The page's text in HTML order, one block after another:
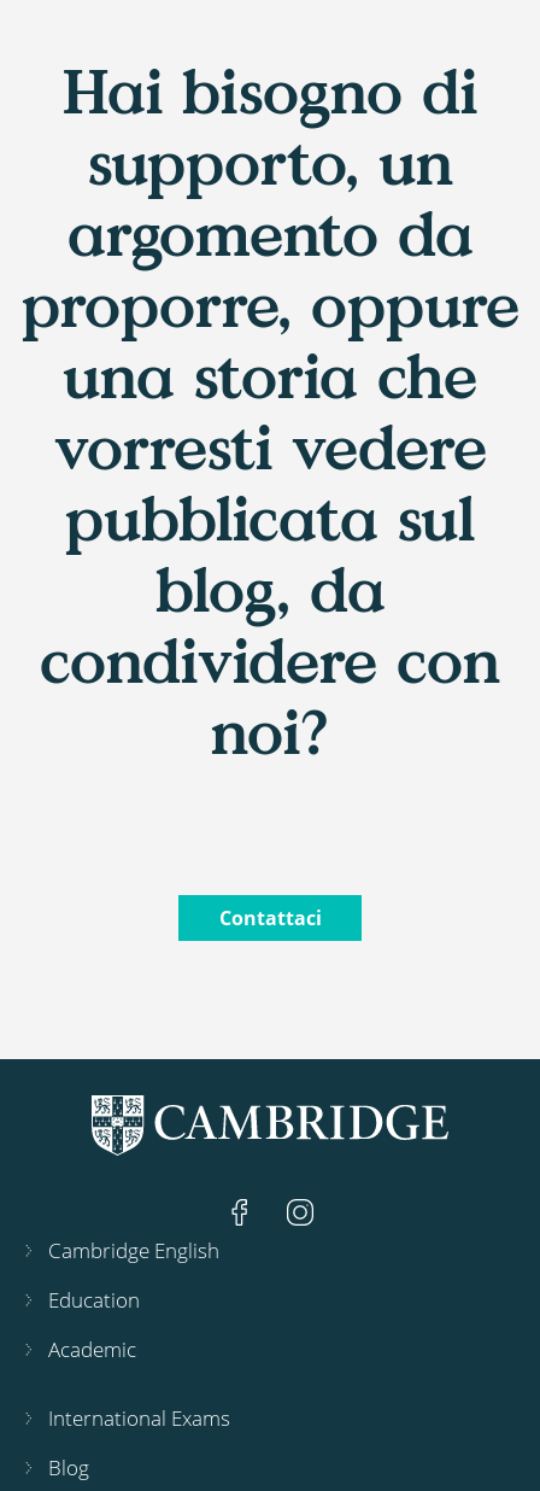
Hai bisogno di
supporto, un
argomento da
proporre, oppure
una storia che
vorresti vedere
pubblicata sul
blog, da
condividere con
noi?
Contattaci
Cambridge English
Education
Academic
International Exams
Blog